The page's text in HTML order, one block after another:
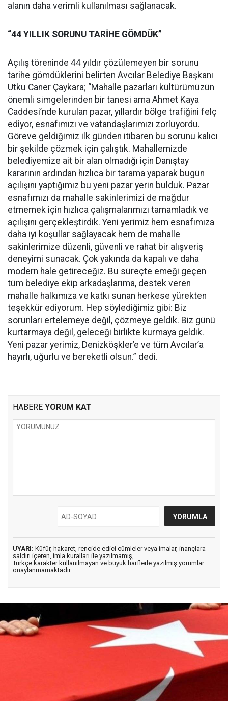
alanın daha verimli kullanılması sağlanacak.
“44 YILLIK SORUNU TARİHE GÖMDÜK”
Açılış töreninde 44 yıldır çözülemeyen bir sorunu
tarihe gömdüklerini belirten Avcılar Belediye Başkanı
Utku Caner Çaykara; “Mahalle pazarları kültürümüzün
önemli simgelerinden bir tanesi ama Ahmet Kaya
Caddesi’nde kurulan pazar, yıllardır bölge trafiğini felç
ediyor, esnafımızı ve vatandaşlarımızı zorluyordu.
Göreve geldiğimiz ilk günden itibaren bu sorunu kalıcı
bir şekilde çözmek için çalıştık. Mahallemizde
belediyemize ait bir alan olmadığı için Danıştay
kararının ardından hızlıca bir tarama yaparak bugün
açılışını yaptığımız bu yeni pazar yerin bulduk. Pazar
esnafımızı da mahalle sakinlerimizi de mağdur
etmemek için hızlıca çalışmalarımızı tamamladık ve
açılışını gerçekleştirdik. Yeni yerimiz hem esnafımıza
daha iyi koşullar sağlayacak hem de mahalle
sakinlerimize düzenli, güvenli ve rahat bir alışveriş
deneyimi sunacak. Çok yakında da kapalı ve daha
modern hale getireceğiz. Bu süreçte emeği geçen
tüm belediye ekip arkadaşlarıma, destek veren
mahalle halkımıza ve katkı sunan herkese yürekten
teşekkür ediyorum. Hep söylediğimiz gibi: Biz
sorunları ertelemeye değil, çözmeye geldik. Biz günü
kurtarmaya değil, geleceği birlikte kurmaya geldik.
Yeni pazar yerimiz, Denizköşkler’e ve tüm Avcılar’a
hayırlı, uğurlu ve bereketli olsun.” dedi.
HABERE YORUM KAT
UYARI: Küfür, hakaret, rencide edici cümleler veya imalar, inançlara
saldırı içeren, imla kuralları ile yazılmamış,
Türkçe karakter kullanılmayan ve büyük harflerle yazılmış yorumlar
onaylanmamaktadır.